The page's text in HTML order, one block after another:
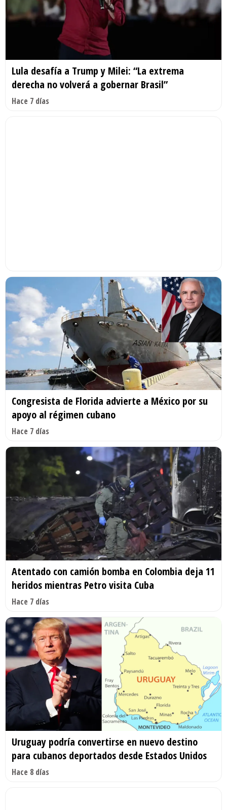
Lula desafía a Trump y Milei: “La extrema
derecha no volverá a gobernar Brasil”
Hace 7 días
Congresista de Florida advierte a México por su
apoyo al régimen cubano
Hace 7 días
Atentado con camión bomba en Colombia deja 11
heridos mientras Petro visita Cuba
Hace 7 días
Uruguay podría convertirse en nuevo destino
para cubanos deportados desde Estados Unidos
Hace 8 días